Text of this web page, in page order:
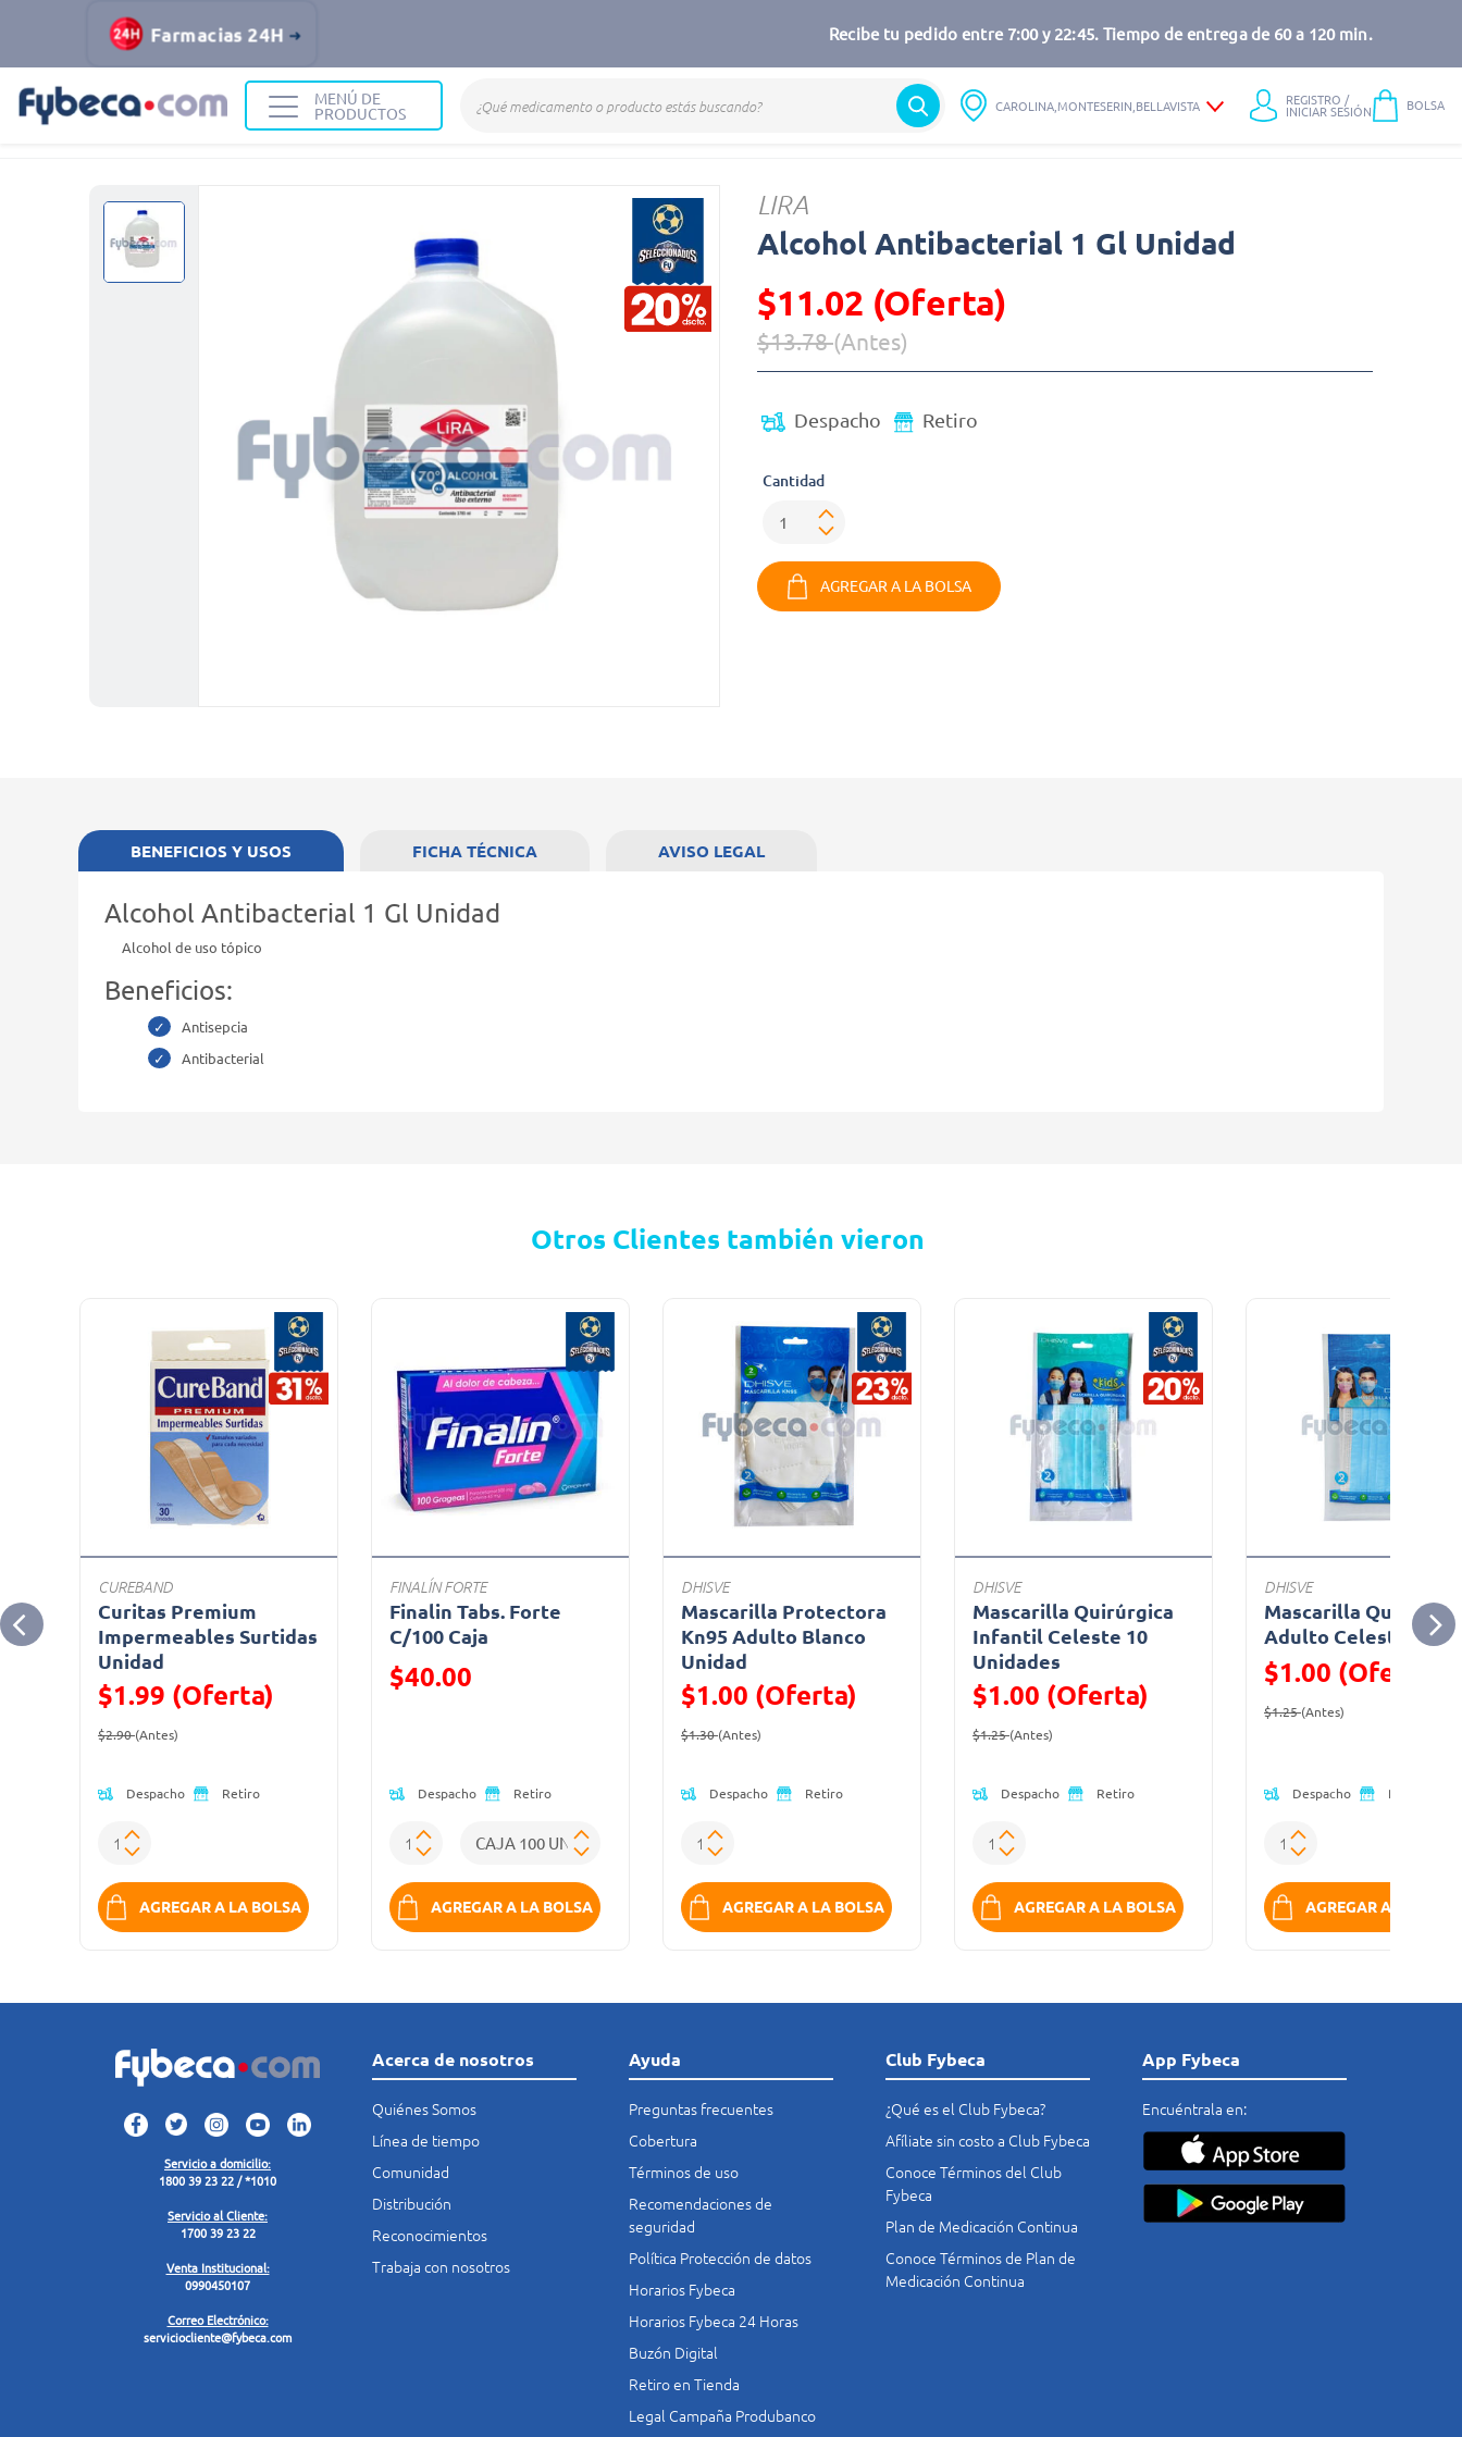
Farmacias 24H Recibe tu pedido entre 7:00 y 22:45. Tiempo de entrega de 60 a 120 min.
MENÚ DE
PRODUCTOS CAROLINA,MONTESERIN,BELLAVISTA REGISTRO /
INICIAR SESIÓN BOLSA
Medicinas Primeros auxilios Alcohol
LIRA
Alcohol Antibacterial 1 Gl Unidad
$11.02 (Oferta)
Precio reducido de
$13.78(Antes)
Despacho Retiro
Cantidad
AGREGAR A LA BOLSA
BENEFICIOS Y USOS
Alcohol Antibacterial 1 Gl Unidad
Alcohol de uso tópico
Beneficios:
Antisepcia
Antibacterial
FICHA TÉCNICA AVISO LEGAL
Otros Clientes también vieron
CUREBAND
Curitas Premium
Impermeables Surtidas
Unidad
$1.99 (Oferta)
Precio reducido de
$2.90(Antes)
Despacho Retiro
AGREGAR A LA BOLSA
FINALÍN FORTE
Finalin Tabs. Forte
C/100 Caja
Precio reducido de
$40.00
Despacho Retiro
AGREGAR A LA BOLSA
DHISVE
Mascarilla Protectora
Kn95 Adulto Blanco
Unidad
$1.00 (Oferta)
Precio reducido de
$1.30(Antes)
Despacho Retiro
AGREGAR A LA BOLSA
DHISVE
Mascarilla Quirúrgica
Infantil Celeste 10
Unidades
$1.00 (Oferta)
Precio reducido de
$1.25(Antes)
Despacho Retiro
AGREGAR A LA BOLSA
DHISVE
Mascarilla
Adulto Celeste
$1.00 (Oferta)
Precio reducido de
$1.25(Antes)
Despacho Retiro
AGREGAR A LA
Servicio a domicilio:
1800 39 23 22 / *1010
Servicio al Cliente:
1700 39 23 22
Venta Institucional:
0990450107
Correo Electrónico:
serviciocliente@fybeca.com
Acerca de nosotros
Quiénes Somos
Línea de tiempo
Comunidad
Distribución
Reconocimientos
Trabaja con nosotros
Ayuda
Preguntas frecuentes
Cobertura
Términos de uso
Recomendaciones de
seguridad
Política Protección de datos
Horarios Fybeca
Horarios Fybeca 24 Horas
Buzón Digital
Retiro en Tienda
Legal Campaña Produbanco
Club Fybeca
¿Qué es el Club Fybeca?
Afíliate sin costo a Club Fybeca
Conoce Términos del Club
Fybeca
Plan de Medicación Continua
Conoce Términos de Plan de
Medicación Continua
App Fybeca
Encuéntrala en: